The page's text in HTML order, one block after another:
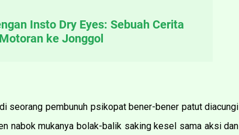
Insto Dry Eyes: Sebuah Cerita
ke Jonggol
seorang pembunuh psikopat bener-bener patut diacungi
nabok mukanya bolak-balik saking kesel sama aksi dan